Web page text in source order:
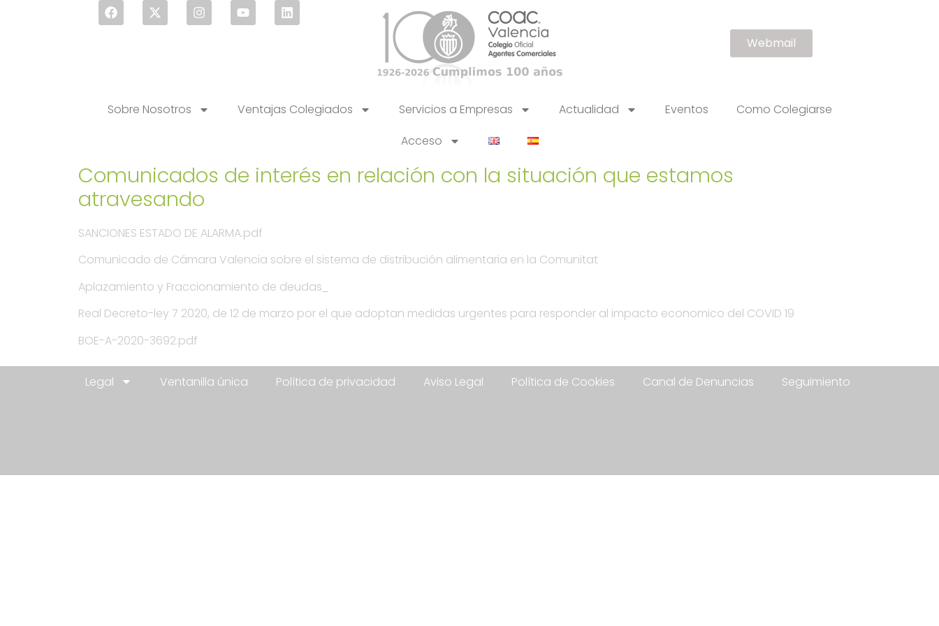
Webmail
Sobre Nosotros Ventajas Colegiados Servicios a Empresas Actualidad Eventos
Como Colegiarse
Acceso
Comunicados de interés en relación con la situación que estamos
atravesando
SANCIONES ESTADO DE ALARMA.pdf
Comunicado de Cámara Valencia sobre el sistema de distribución alimentaria en la Comunitat
Aplazamiento y Fraccionamiento de deudas_
Real Decreto-ley 7 2020, de 12 de marzo por el que adoptan medidas urgentes para responder al impacto economico del COVID 19
BOE-A-2020-3692.pdf
Legal Ventanilla única Política de privacidad Aviso Legal Política de Cookies Canal de Denuncias Seguimiento